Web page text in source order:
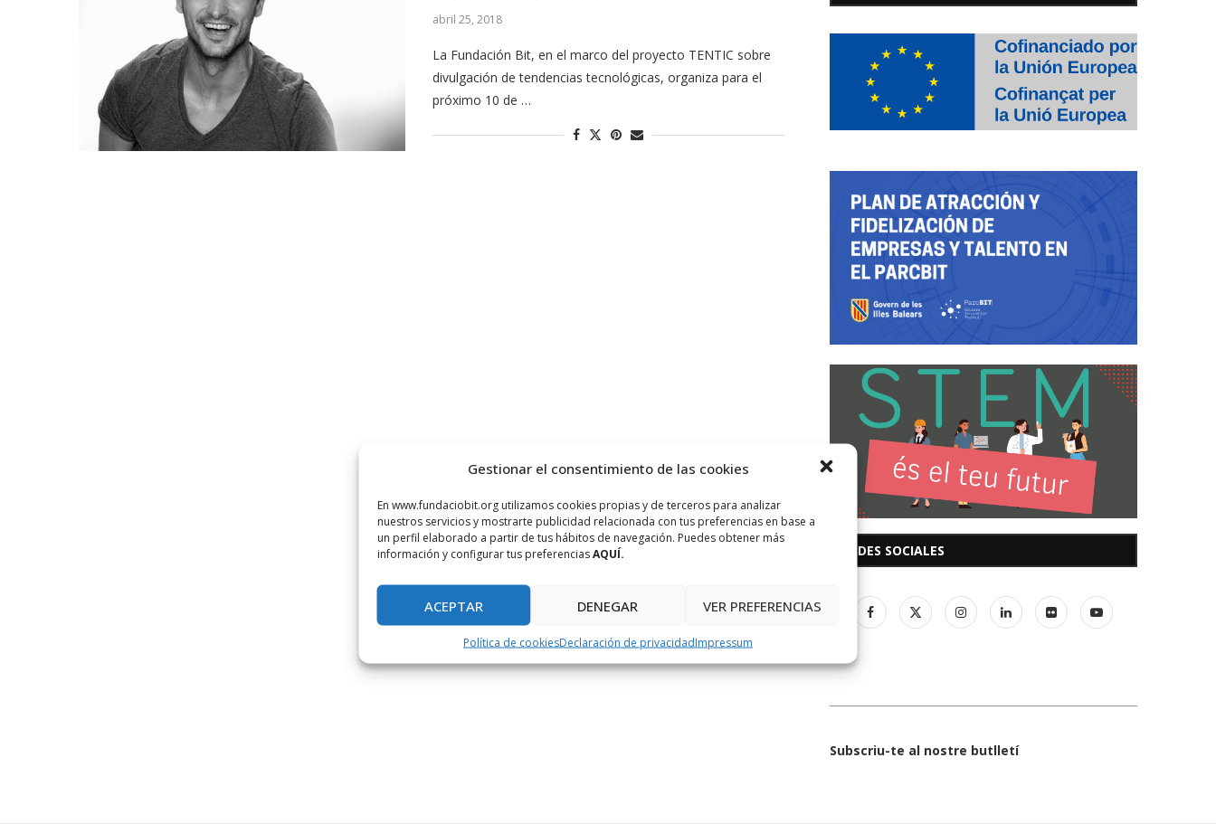
Gestionar el consentimiento de las cookies
En www.fundaciobit.org utilizamos cookies propias y de terceros para analizar
nuestros servicios y mostrarte publicidad relacionada con tus preferencias en base a
un perfil elaborado a partir de tus hábitos de navegación. Puedes obtener más
información y configurar tus preferenciasAQUÍ.
ACEPTAR DENEGAR VER PREFERENCIAS
Política de cookiesDeclaración de privacidadImpressum
abril 25, 2018
La Fundación Bit, en el marco del proyecto TENTIC sobre
divulgación de tendencias tecnológicas, organiza para el
próximo 10 de …
REDES SOCIALES
Subscriu-te al nostre butlletí